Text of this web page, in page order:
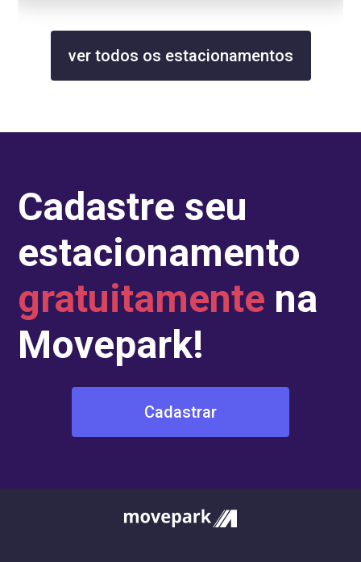
ver todos os estacionamentos
Cadastre seu
estacionamento
gratuitamente na
Movepark!
Cadastrar